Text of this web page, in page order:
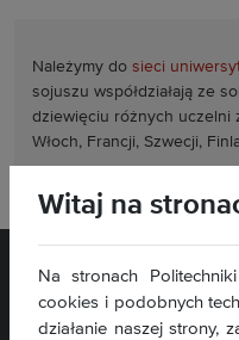
Należymy do sieci
sojuszu współdziałają ze
dziewięciu różnych uczelni
Włoch, Francji, Szwecji,
Witaj na
Na stronach
cookies i podobnych
działanie naszej strony,